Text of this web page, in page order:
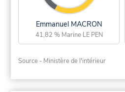
Emmanuel MACRON
41,82 % Marine LE PEN
Source - Ministère de l'intérieur